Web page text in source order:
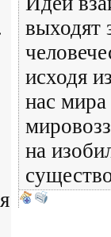
выходят
исходя
нас
на